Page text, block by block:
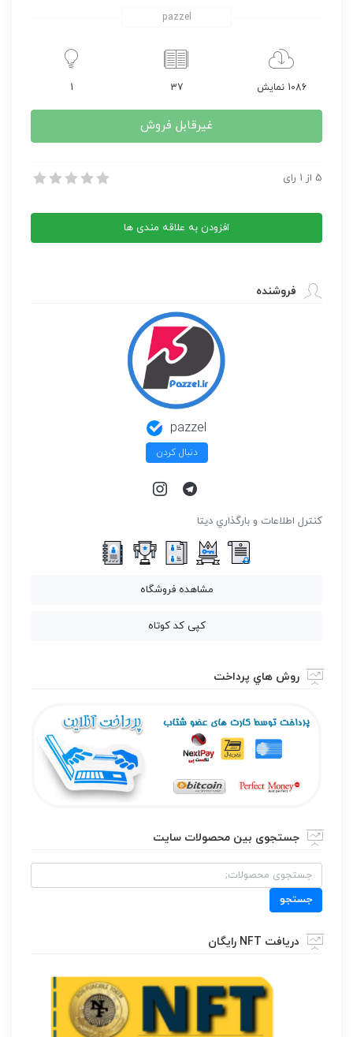
pazzel
1086 نمایش 37
1
غیرقابل فروش
آموزش کامل آپدیت بایوس انواع مادربردها
5 از 1 رای
افزودن به علاقه مندی ها
فروشنده
pazzel
دنبال کردن
كنترل اطلاعات و بارگذاري ديتا
مشاهده فروشگاه
کپی کد کوتاه
روش هاي پرداخت
جستجوی بین محصولات سایت
جستجو
برای:
جستجو
دریافت NFT رایگان